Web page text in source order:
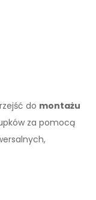
do montażu
za pomocą